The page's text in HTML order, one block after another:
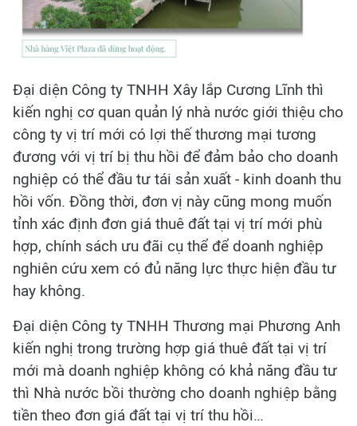
Đại diện Công ty TNHH Xây lắp Cương Lĩnh thì
kiến nghị cơ quan quản lý nhà nước giới thiệu cho
công ty vị trí mới có lợi thế thương mại tương
đương với vị trí bị thu hồi để đảm bảo cho doanh
nghiệp có thể đầu tư tái sản xuất - kinh doanh thu
hồi vốn. Đồng thời, đơn vị này cũng mong muốn
tỉnh xác định đơn giá thuê đất tại vị trí mới phù
hợp, chính sách ưu đãi cụ thể để doanh nghiệp
nghiên cứu xem có đủ năng lực thực hiện đầu tư
hay không.
Đại diện Công ty TNHH Thương mại Phương Anh
kiến nghị trong trường hợp giá thuê đất tại vị trí
mới mà doanh nghiệp không có khả năng đầu tư
thì Nhà nước bồi thường cho doanh nghiệp bằng
tiền theo đơn giá đất tại vị trí thu hồi…